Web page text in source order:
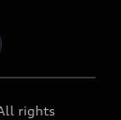
rights